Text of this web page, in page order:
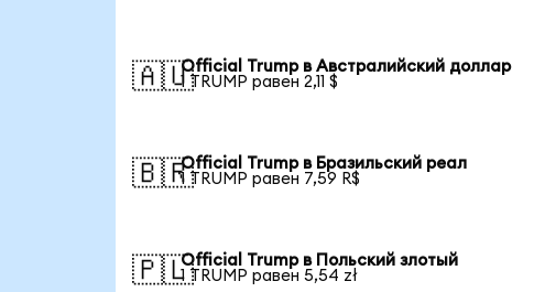
🇦🇺Official Trump в Австралийский доллар
1 TRUMP равен 2,11 $
🇧🇷Official Trump в Бразильский реал
1 TRUMP равен 7,59 R$
🇵🇱Official Trump в Польский злотый
1 TRUMP равен 5,54 zł